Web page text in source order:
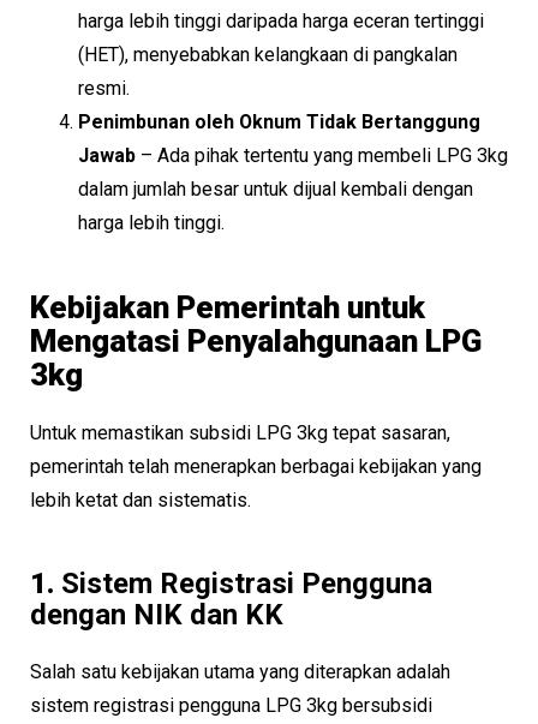
harga lebih tinggi daripada harga eceran tertinggi
(HET), menyebabkan kelangkaan di pangkalan
resmi.
Penimbunan oleh Oknum Tidak Bertanggung
Jawab – Ada pihak tertentu yang membeli LPG 3kg
dalam jumlah besar untuk dijual kembali dengan
harga lebih tinggi.
Kebijakan Pemerintah untuk
Mengatasi Penyalahgunaan LPG
3kg
Untuk memastikan subsidi LPG 3kg tepat sasaran,
pemerintah telah menerapkan berbagai kebijakan yang
lebih ketat dan sistematis.
1. Sistem Registrasi Pengguna
dengan NIK dan KK
Salah satu kebijakan utama yang diterapkan adalah
sistem registrasi pengguna LPG 3kg bersubsidi